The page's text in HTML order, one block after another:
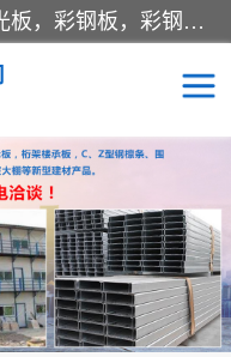
郑州鑫纵建材有限公司供应阳光板，彩钢板，彩钢钢构工程是一家集生产销售租赁安装于一体的企业，主要生产PC采光板，耐力板，仿古琉璃采光板，岩棉板、彩钢压型板、镀锌压型板、桁架楼承板，C、Z型钢檩条、围挡板、轻钢结构，阳光温室大棚等新型建材产品。公司旗下有多台移动式高空压瓦机租赁，承接全国各地业务，专业对外租赁各种型号压瓦机。
合成树脂仿古瓦
采光板
耐力板